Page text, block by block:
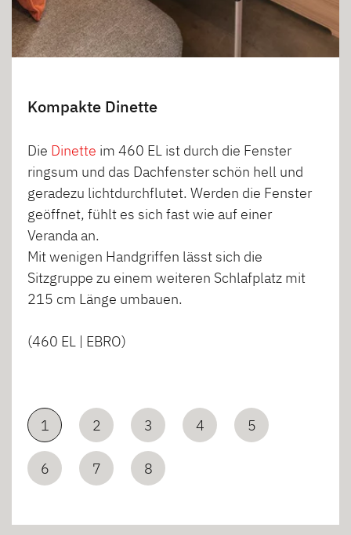
Kompakte Dinette
Die Dinette im 460 EL ist durch die Fenster
ringsum und das Dachfenster schön hell und
geradezu lichtdurchflutet. Werden die Fenster
geöffnet, fühlt es sich fast wie auf einer
Veranda an.
Mit wenigen Handgriffen lässt sich die
Sitzgruppe zu einem weiteren Schlafplatz mit
215 cm Länge umbauen.
(460 EL | EBRO)
1 2 3 4 5
6 7 8